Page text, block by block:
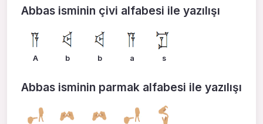
Abbas isminin çivi alfabesi ile yazılışı
A b b a s
Abbas isminin parmak alfabesi ile yazılışı